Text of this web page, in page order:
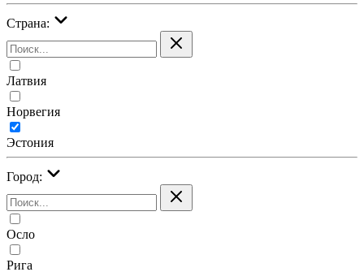
Страна:
Латвия
Норвегия
Эстония
Город:
Осло
Рига